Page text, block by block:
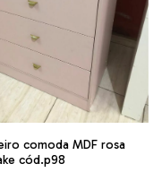
comoda MDF rosa
cód.p98